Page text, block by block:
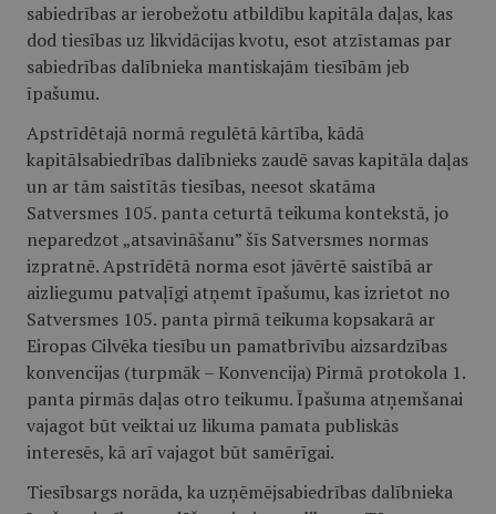
sabiedrības ar ierobežotu atbildību kapitāla daļas, kas
dod tiesības uz likvidācijas kvotu, esot atzīstamas par
sabiedrības dalībnieka mantiskajām tiesībām jeb
īpašumu.
Apstrīdētajā normā regulētā kārtība, kādā
kapitālsabiedrības dalībnieks zaudē savas kapitāla daļas
un ar tām saistītās tiesības, neesot skatāma
Satversmes 105. panta ceturtā teikuma kontekstā, jo
neparedzot „atsavināšanu” šīs Satversmes normas
izpratnē. Apstrīdētā norma esot jāvērtē saistībā ar
aizliegumu patvaļīgi atņemt īpašumu, kas izrietot no
Satversmes 105. panta pirmā teikuma kopsakarā ar
Eiropas Cilvēka tiesību un pamatbrīvību aizsardzības
konvencijas (turpmāk – Konvencija) Pirmā protokola 1.
panta pirmās daļas otro teikumu. Īpašuma atņemšanai
vajagot būt veiktai uz likuma pamata publiskās
interesēs, kā arī vajagot būt samērīgai.
Tiesībsargs norāda, ka uzņēmējsabiedrības dalībnieka